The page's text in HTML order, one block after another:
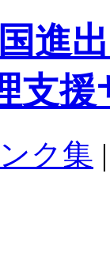
進
支援
ク集